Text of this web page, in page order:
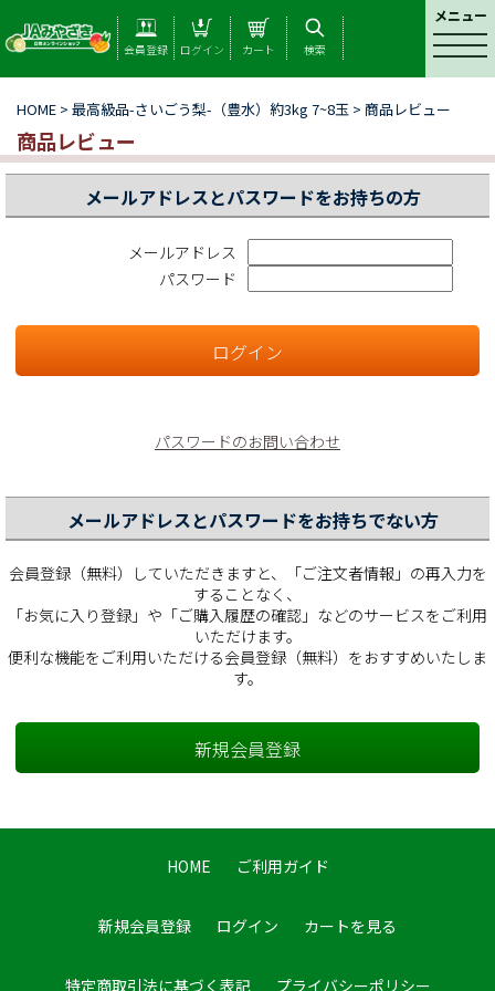
メニュー
t
e
n
v
i
n
会員登録 ログイン カート 検索
HOME > 最高級品-さいごう梨-（豊水）約3kg 7~8玉 > 商品レビュー
商品レビュー
メールアドレスとパスワードをお持ちの方
メールアドレス
パスワード
パスワードのお問い合わせ
メールアドレスとパスワードをお持ちでない方
会員登録（無料）していただきますと、「ご注文者情報」の再入力を
することなく、
「お気に入り登録」や「ご購入履歴の確認」などのサービスをご利用
いただけます。
便利な機能をご利用いただける会員登録（無料）をおすすめいたしま
す。
HOME ご利用ガイド
新規会員登録 ログイン カートを見る
特定商取引法に基づく表記 プライバシーポリシー